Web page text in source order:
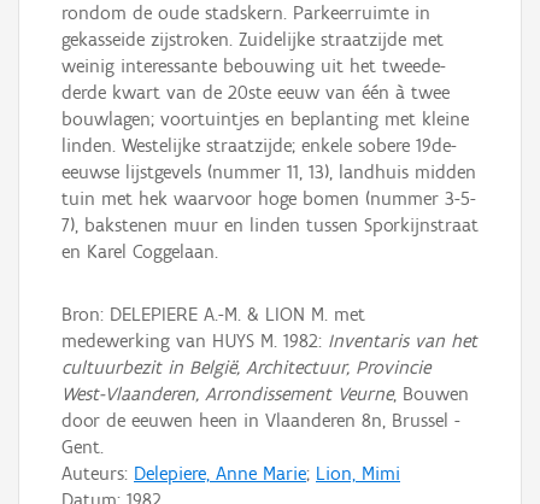
rondom de oude stadskern. Parkeerruimte in
gekasseide zijstroken. Zuidelijke straatzijde met
weinig interessante bebouwing uit het tweede-
derde kwart van de 20ste eeuw van één à twee
bouwlagen; voortuintjes en beplanting met kleine
linden. Westelijke straatzijde; enkele sobere 19de-
eeuwse lijstgevels (nummer 11, 13), landhuis midden
tuin met hek waarvoor hoge bomen (nummer 3-5-
7), bakstenen muur en linden tussen Sporkijnstraat
en Karel Coggelaan.
Bron: DELEPIERE A.-M. & LION M. met
medewerking van HUYS M. 1982: Inventaris van het
cultuurbezit in België, Architectuur, Provincie
West-Vlaanderen, Arrondissement Veurne, Bouwen
door de eeuwen heen in Vlaanderen 8n, Brussel -
Gent.
Auteurs: Delepiere, Anne Marie; Lion, Mimi